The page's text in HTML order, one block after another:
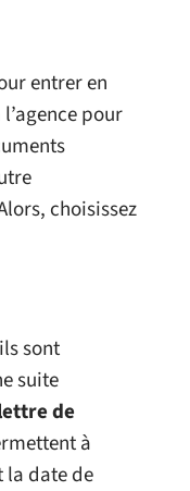
entrer en
pour
choisissez
sont
suite
de
à
la date de